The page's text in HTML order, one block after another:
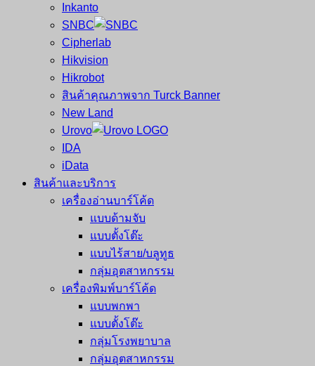
Inkanto
SNBC
Cipherlab
Hikvision
Hikrobot
สินค้าคุณภาพจาก Turck Banner
New Land
Urovo
IDA
iData
สินค้าและบริการ
เครื่องอ่านบาร์โค้ด
แบบด้ามจับ
แบบตั้งโต๊ะ
แบบไร้สาย/บลูทูธ
กลุ่มอุตสาหกรรม
เครื่องพิมพ์บาร์โค้ด
แบบพกพา
แบบตั้งโต๊ะ
กลุ่มโรงพยาบาล
กลุ่มอุตสาหกรรม